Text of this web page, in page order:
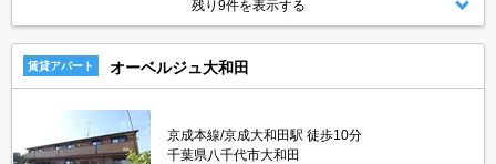
残り9件を表示する
賃貸アパート オーベルジュ大和田
京成本線/京成大和田駅 徒歩10分
千葉県八千代市大和田